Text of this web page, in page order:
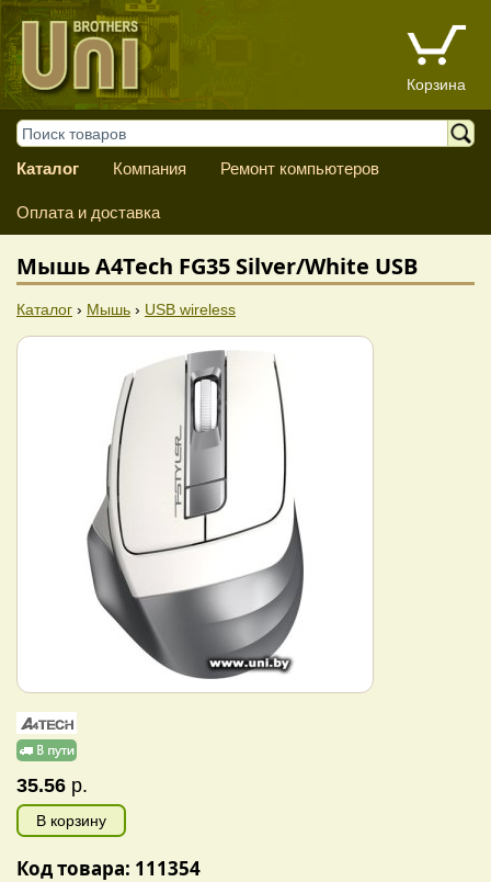
Корзина
Каталог Компания Ремонт компьютеров
Оплата и доставка
Мышь A4Tech FG35 Silver/White USB
Каталог › Мышь › USB wireless
35.56 р.
В корзину
Код товара: 111354